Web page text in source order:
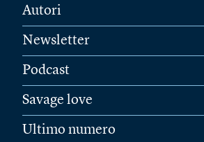
Autori
Newsletter
Podcast
Savage love
Ultimo numero